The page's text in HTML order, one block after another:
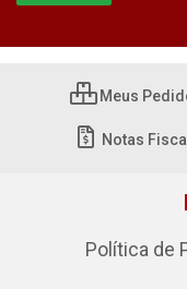
Meus
Notas
Política de